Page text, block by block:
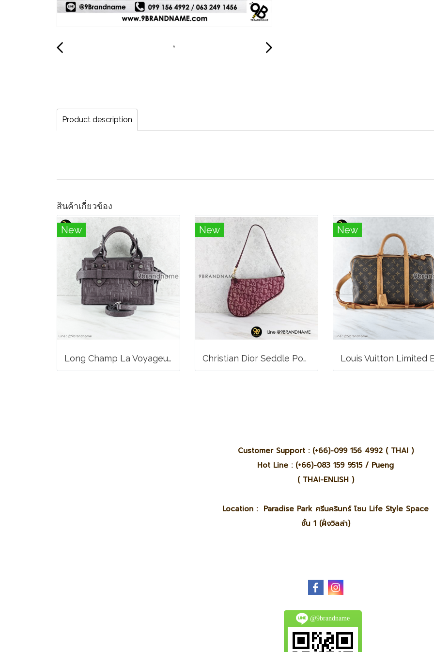
Product description
สินค้าเกี่ยวข้อง
New
Long Champ La Voyageuse Bag Leather
New
Christian Dior Seddle Pouch Accessory Hand Bag
New
Customer Support : (+66)-099 156 4992 ( THAI )
Hot Line : (+66)-083 159 9515 / Pueng
( THAI-ENLISH )
Location : Paradise Park ศรีนครินทร์ โซน Life Style Space
ชั้น 1 (ฝั่งวิลล่า)
@9brandname